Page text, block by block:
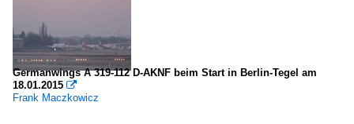
Germanwings A 319-112 D-AKNF beim Start in Berlin-Tegel am
18.01.2015 
Frank Maczkowicz